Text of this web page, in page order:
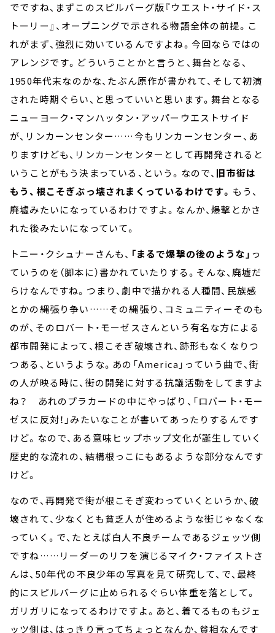
でですね、まずこのスピルバーグ版『ウエスト・サイド・ス
トーリー』、オープニングで示される物語全体の前提。こ
れがまず、強烈に効いているんですよね。今回ならではの
アレンジです。どういうことかと言うと、舞台となる、
1950年代末なのかな、たぶん原作が書かれて、そして初演
された時期ぐらい、と思っていいと思います。舞台となる
ニューヨーク・マンハッタン・アッパーウエストサイド
が、リンカーンセンター……今もリンカーンセンター、あ
りますけども、リンカーンセンターとして再開発されると
いうことがもう決まっている、という。なので、 旧市街は
もう、根こそぎぶっ壊されまくっているわけです。 もう、
廃墟みたいになっているわけですよ。なんか、爆撃とかさ
れた後みたいになっていて。
トニー・クシュナーさんも、 「まるで爆撃の後のような」 っ
ていうのを（脚本に）書かれていたりする。そんな、廃墟だ
らけなんですね。つまり、劇中で描かれる人種間、民族感
とかの縄張り争い……その縄張り、コミュニティーそのも
のが、そのロバート・モーゼスさんという有名な方による
都市開発によって、根こそぎ破壊され、跡形もなくなりつ
つある、というような。あの「America」っていう曲で、街
の人が映る時に、街の開発に対する抗議活動をしてますよ
ね？ あれのプラカードの中にやっぱり、「ロバート・モー
ゼスに反対！」みたいなことが書いてあったりするんです
けど。なので、ある意味ヒップホップ文化が誕生していく
歴史的な流れの、結構根っこにもあるような部分なんです
けど。
なので、再開発で街が根こそぎ変わっていくというか、破
壊されて、少なくとも貧乏人が住めるような街じゃなくな
っていく。で、たとえば白人不良チームであるジェッツ側
ですね……リーダーのリフを演じるマイク・ファイストさ
んは、50年代の不良少年の写真を見て研究して、で、最終
的にスピルバーグに止められるぐらい体重を落として。
ガリガリになってるわけですよ。あと、着てるものもジェ
ッツ側は、はっきり言ってちょっとなんか、貧相なんです